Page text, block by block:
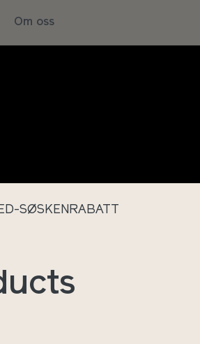
Om oss
SØSKENRABATT